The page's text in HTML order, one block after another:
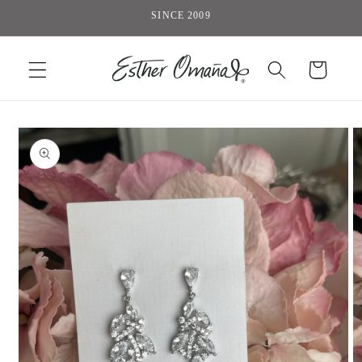
al contenido
SINCE 2009
Carrito
directamente
a la
información
del producto